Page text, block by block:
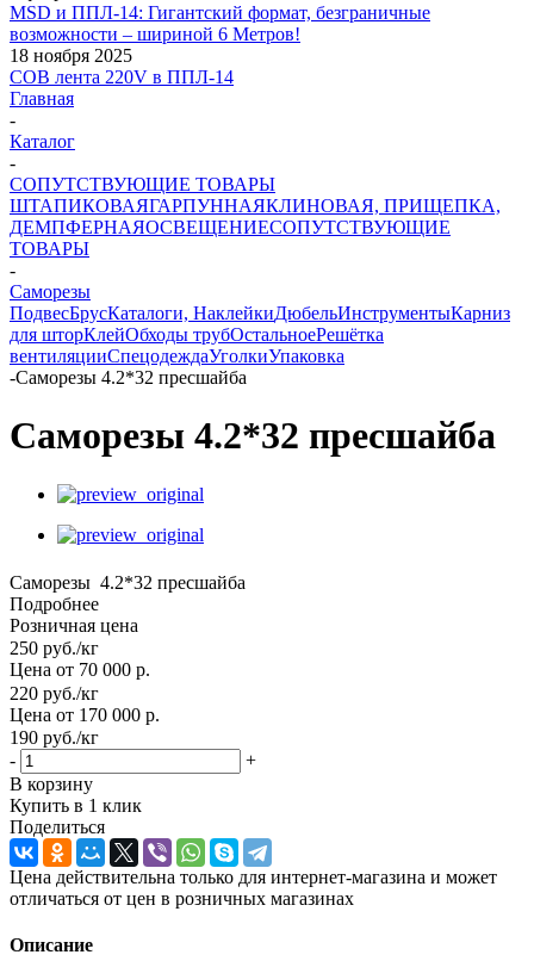
MSD и ППЛ-14: Гигантский формат, безграничные
возможности – шириной 6 Метров!
18 ноября 2025
COB лента 220V в ППЛ-14
Главная
-
Каталог
-
СОПУТСТВУЮЩИЕ ТОВАРЫ
ШТАПИКОВАЯГАРПУННАЯКЛИНОВАЯ, ПРИЩЕПКА,
ДЕМПФЕРНАЯОСВЕЩЕНИЕСОПУТСТВУЮЩИЕ
ТОВАРЫ
-
Саморезы
ПодвесБрусКаталоги, НаклейкиДюбельИнструментыКарниз
для шторКлейОбходы трубОстальноеРешётка
вентиляцииСпецодеждаУголкиУпаковка
-Саморезы 4.2*32 пресшайба
Саморезы 4.2*32 пресшайба
Саморезы 4.2*32 пресшайба
Подробнее
Розничная цена
250 руб./кг
Цена от 70 000 р.
220 руб./кг
Цена от 170 000 р.
190 руб./кг
-
+
В корзину
Купить в 1 клик
Поделиться
Цена действительна только для интернет-магазина и может
отличаться от цен в розничных магазинах
Описание